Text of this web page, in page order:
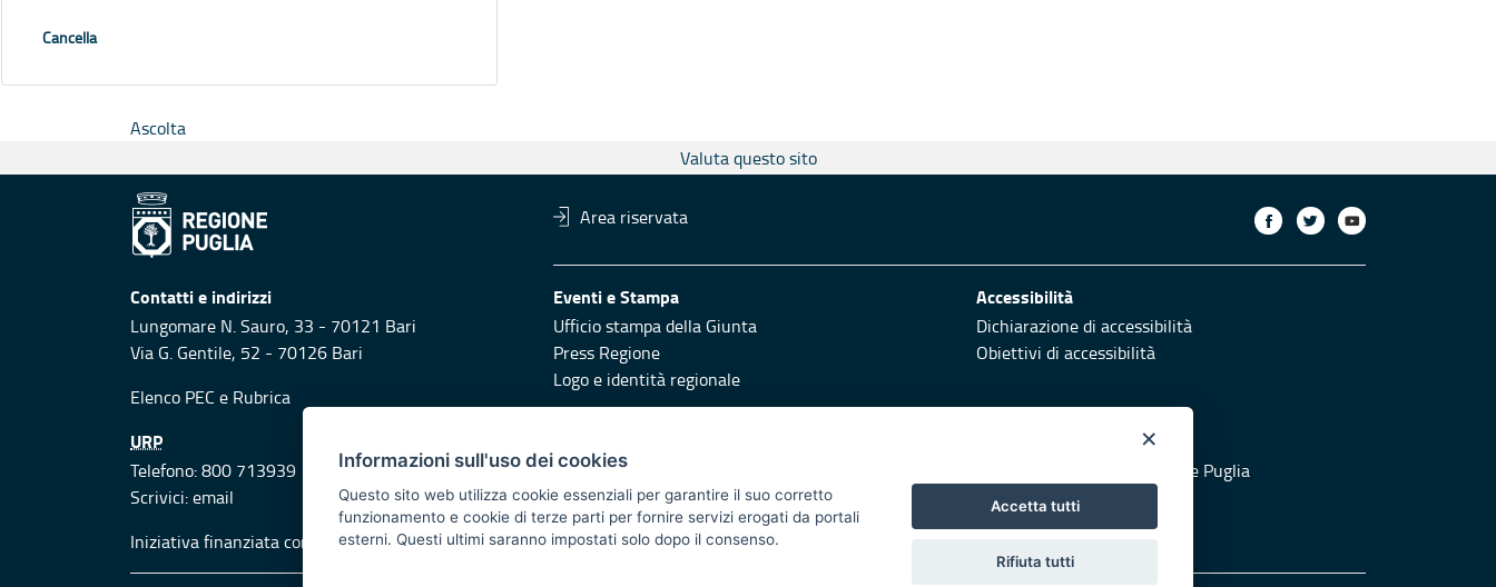
Cancella
Ascolta
Valuta questo sito
Area riservata
Contatti e indirizzi
Lungomare N. Sauro, 33 - 70121 Bari
Via G. Gentile, 52 - 70126 Bari
Elenco PEC e Rubrica
Eventi e Stampa
Ufficio stampa della Giunta
Press Regione
Logo e identità regionale
Accessibilità
Dichiarazione di accessibilità
Obiettivi di accessibilità
URP
Telefono: 800 713939
Scrivici:email
Responsabili di pubblicazione Vai al sito di Protezione Civile Puglia
Iniziativa finanziata con risorse del POR Puglia 2014/2020 - Asse XI
×
Informazioni sull'uso dei cookies
Questo sito web utilizza cookie essenziali per garantire il suo corretto
funzionamento e cookie di terze parti per fornire servizi erogati da portali
esterni. Questi ultimi saranno impostati solo dopo il consenso.
Accetta tutti
Rifiuta tutti